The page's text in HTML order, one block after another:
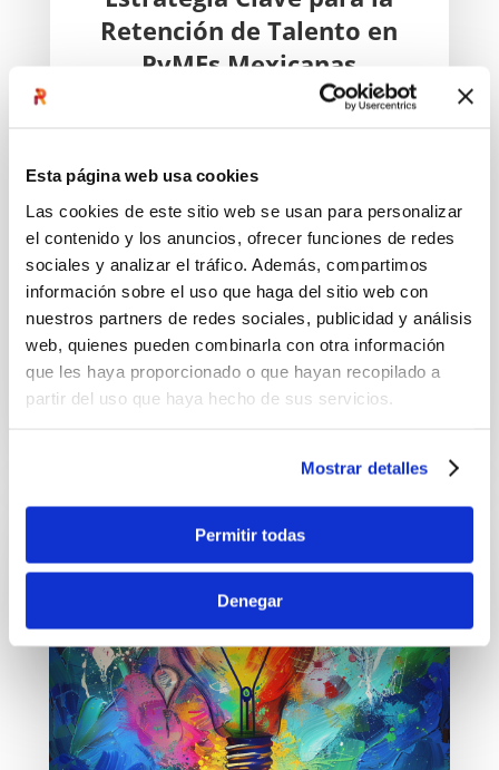
Esta página web usa cookies
Las cookies de este sitio web se usan para personalizar
el contenido y los anuncios, ofrecer funciones de redes
sociales y analizar el tráfico. Además, compartimos
información sobre el uso que haga del sitio web con
nuestros partners de redes sociales, publicidad y análisis
web, quienes pueden combinarla con otra información
que les haya proporcionado o que hayan recopilado a
partir del uso que haya hecho de sus servicios.
Mostrar detalles
Permitir todas
Denegar
Retención de Talento en
PyMEs Mexicanas
DESARROLLO
mexicanas. Este constante cambio de
empleados no solo impacta en la
productividad, sino que también genera
costos significativos en reclutamiento,
capacitación y pérdida de conocimiento...
leer más